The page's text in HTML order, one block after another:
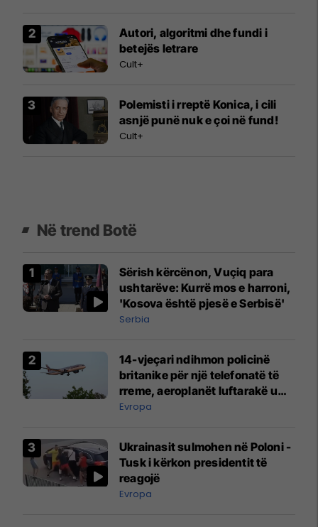
Autori, algoritmi dhe fundi i
betejës letrare
Cult+
Polemisti i rreptë Konica, i cili
asnjë punë nuk e çoi në fund!
Cult+
Në trend Botë
Sërish kërcënon, Vuçiq para
ushtarëve: Kurrë mos e harroni,
'Kosova është pjesë e Serbisë'
Serbia
14-vjeçari ndihmon policinë
britanike për një telefonatë të
rreme, aeroplanët luftarakë u
ngritën në ajër për të
Mançesterit
Evropa
Ukrainasit sulmohen në Poloni -
Tusk i kërkon presidentit të
reagojë
Evropa